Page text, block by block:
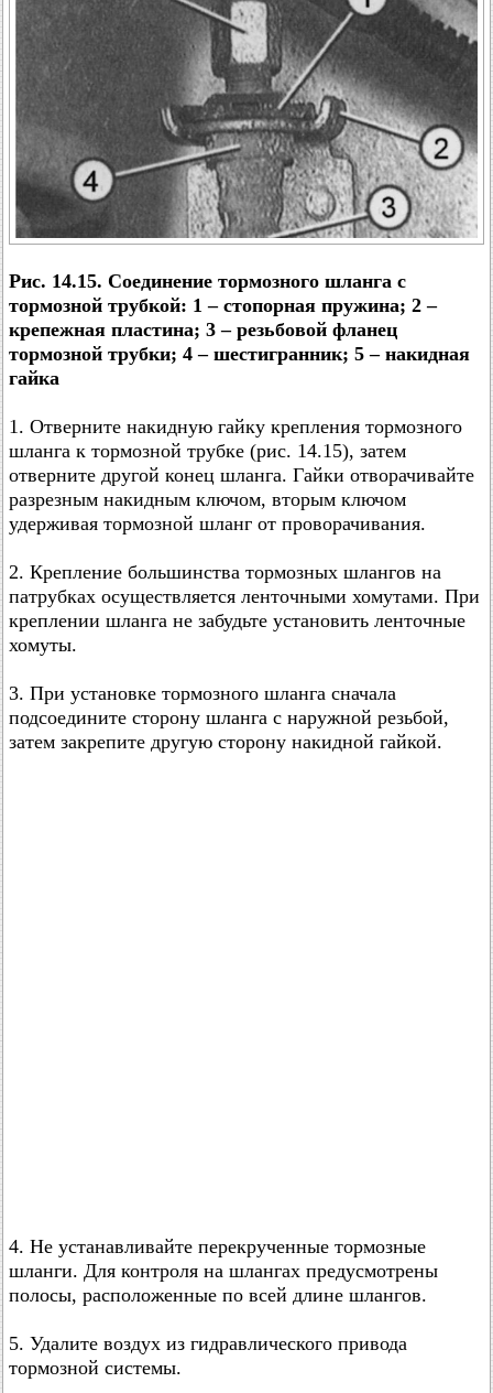
Рис. 14.15. Соединение тормозного шланга с
тормозной трубкой: 1 – стопорная пружина; 2 –
крепежная пластина; 3 – резьбовой фланец
тормозной трубки; 4 – шестигранник; 5 – накидная
гайка
1. Отверните накидную гайку крепления тормозного
шланга к тормозной трубке (рис. 14.15), затем
отверните другой конец шланга. Гайки отворачивайте
разрезным накидным ключом, вторым ключом
удерживая тормозной шланг от проворачивания.
2. Крепление большинства тормозных шлангов на
патрубках осуществляется ленточными хомутами. При
креплении шланга не забудьте установить ленточные
хомуты.
3. При установке тормозного шланга сначала
подсоедините сторону шланга с наружной резьбой,
затем закрепите другую сторону накидной гайкой.
4. Не устанавливайте перекрученные тормозные
шланги. Для контроля на шлангах предусмотрены
полосы, расположенные по всей длине шлангов.
5. Удалите воздух из гидравлического привода
тормозной системы.